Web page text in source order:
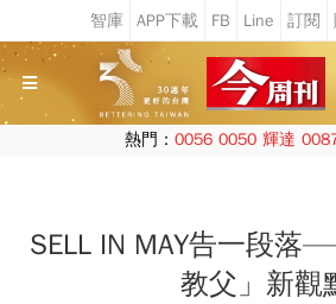
熱門： 0056 0050 輝達
SELL IN MAY告一段落
教父」新觀